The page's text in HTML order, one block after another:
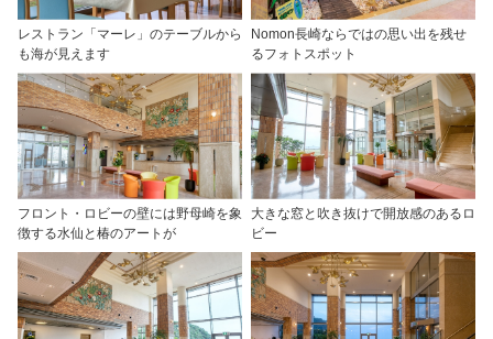
レストラン「マーレ」のテーブルから
も海が見えます
Nomon長崎ならではの思い出を残せ
るフォトスポット
フロント・ロビーの壁には野母崎を象
徴する水仙と椿のアートが
大きな窓と吹き抜けで開放感のあるロ
ビー